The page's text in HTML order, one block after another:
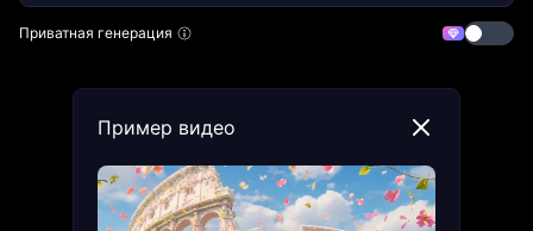
Приватная генерация
Пример видео